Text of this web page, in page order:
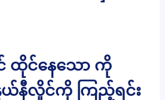
ထိုင်နေသော ကို
ယ်နီလှိုင်ကို ကြည့်ရင်း